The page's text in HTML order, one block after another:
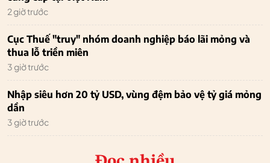
2 giờ trước
Cục Thuế "truy" nhóm doanh nghiệp báo lãi mỏng và
thua lỗ triền miên
3 giờ trước
Nhập siêu hơn 20 tỷ USD, vùng đệm bảo vệ tỷ giá mỏng
dần
3 giờ trước